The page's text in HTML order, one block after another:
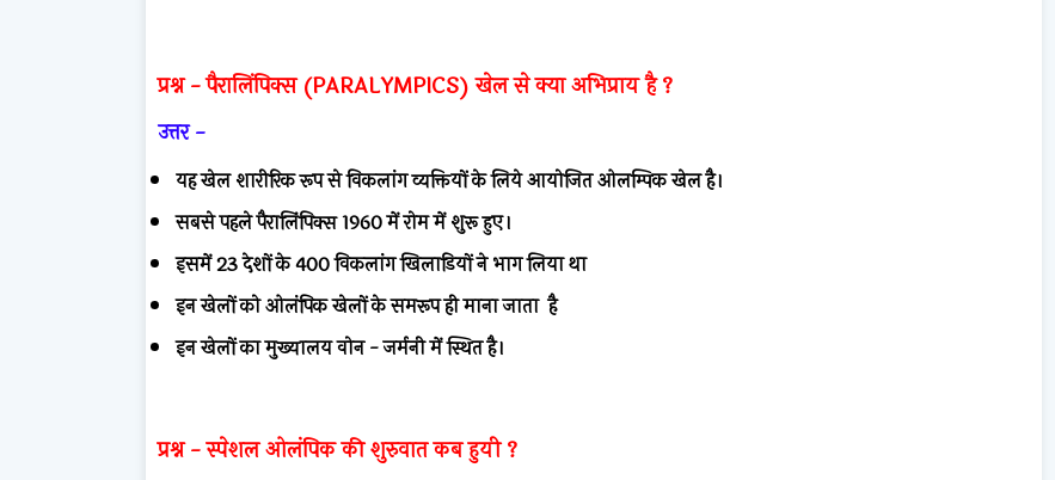
प्रश्न -पैरालिंपिक्स (PARALYMPICS) खेल से क्या अभिप्राय है ?
उत्तर -
यह खेल शारीरिक रूप से विकलांग व्यक्तियों के लिये आयोजित ओलम्पिक खेल है।
सबसे पहले पैरालिंपिक्स 1960 में रोम में शुरू हुए।
इसमें 23 देशों के 400 विकलांग खिलाडियों ने भाग लिया था
इन खेलों को ओलंपिक खेलों के समरूप ही माना जाता है
इन खेलों का मुख्यालय वोन - जर्मनी में स्थित है।
प्रश्न -स्पेशल ओलंपिक की शुरुवात कब हुयी ?